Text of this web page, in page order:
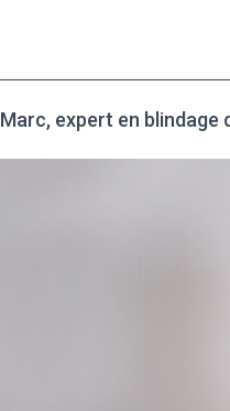
Marc, expert en blindage